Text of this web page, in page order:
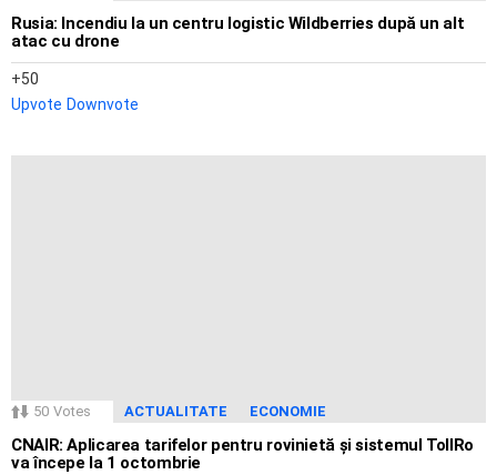
Rusia: Incendiu la un centru logistic Wildberries după un alt
atac cu drone
50
Upvote Downvote
50 Votes ACTUALITATE ECONOMIE
CNAIR: Aplicarea tarifelor pentru rovinietă și sistemul TollRo
va începe la 1 octombrie